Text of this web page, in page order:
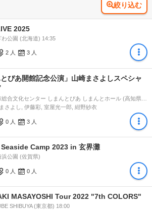
絞り込む
2025
わ公園 (北海道) 14:35
2 人 3 人
とぴあ開館記念公演」山崎まさよしスペシャ
さよし, 伊藤彩, 室屋光一郎, 紺野紗衣
0 人 3 人
Camp 2023 in 玄界灘
浜公園 (佐賀県)
0 人 0 人
MASAYOSHI Tour 2022 "7th COLORS"
SHIBUYA (東京都) 18:00